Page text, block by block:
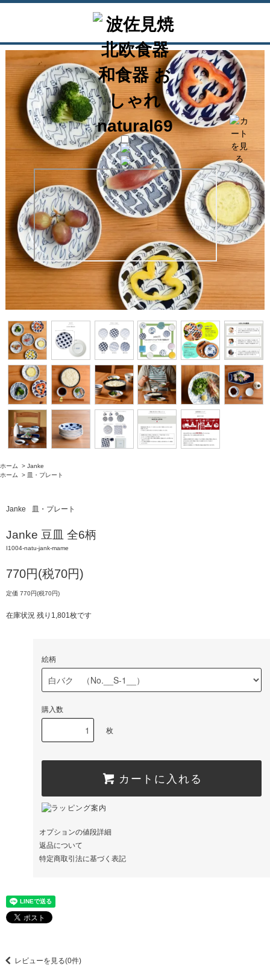
ホーム > Janke
ホーム
> 皿・プレート
Janke 皿・プレート
Janke 豆皿 全6柄
I1004-natu-jank-mame
770円(税70円)
定価 770円(税70円)
在庫状況 残り1,801枚です
絵柄
購入数
枚
カートに入れる
オプションの値段詳細
返品について
特定商取引法に基づく表記
レビューを見る(0件)